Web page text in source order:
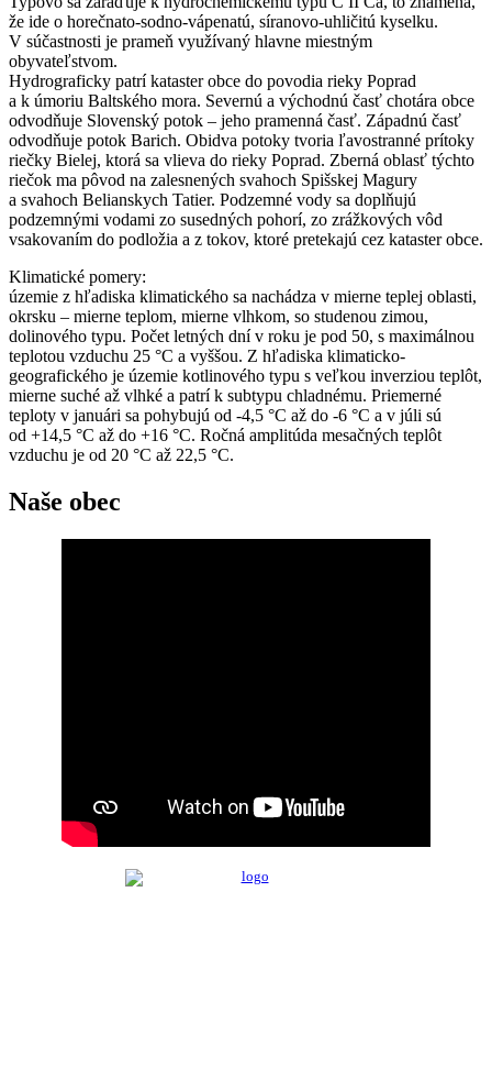
že ide o horečnato-sodno-vápenatú, síranovo-uhličitú kyselku.
V súčastnosti je prameň využívaný hlavne miestným
obyvateľstvom.
Hydrograficky patrí kataster obce do povodia rieky Poprad
a k úmoriu Baltského mora. Severnú a východnú časť chotára obce
odvodňuje Slovenský potok – jeho pramenná časť. Západnú časť
odvodňuje potok Barich. Obidva potoky tvoria ľavostranné prítoky
riečky Bielej, ktorá sa vlieva do rieky Poprad. Zberná oblasť týchto
riečok ma pôvod na zalesnených svahoch Spišskej Magury
a svahoch Belianskych Tatier. Podzemné vody sa doplňujú
podzemnými vodami zo susedných pohorí, zo zrážkových vôd
vsakovaním do podložia a z tokov, ktoré pretekajú cez kataster obce.
Klimatické pomery:
územie z hľadiska klimatického sa nachádza v mierne teplej oblasti,
okrsku – mierne teplom, mierne vlhkom, so studenou zimou,
dolinového typu. Počet letných dní v roku je pod 50, s maximálnou
teplotou vzduchu 25 °C a vyššou. Z hľadiska klimaticko-
geografického je územie kotlinového typu s veľkou inverziou teplôt,
mierne suché až vlhké a patrí k subtypu chladnému. Priemerné
teploty v januári sa pohybujú od -4,5 °C až do -6 °C a v júli sú
od +14,5 °C až do +16 °C. Ročná amplitúda mesačných teplôt
vzduchu je od 20 °C až 22,5 °C.
Naše obec